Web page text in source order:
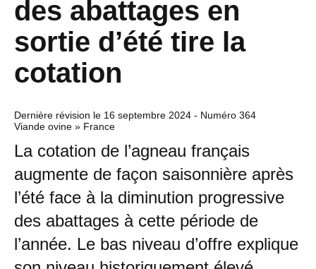
des abattages en
sortie d’été tire la
cotation
Dernière révision le 16 septembre 2024 - Numéro 364
Viande ovine » France
La cotation de l’agneau français
augmente de façon saisonnière après
l’été face à la diminution progressive
des abattages à cette période de
l’année. Le bas niveau d’offre explique